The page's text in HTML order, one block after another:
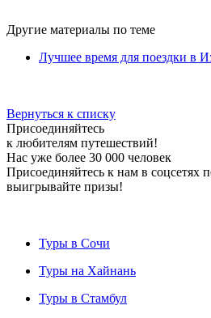
Другие материалы по теме
Лучшее время для поездки в
Вернуться к списку
Присоединяйтесь
к любителям путешествий!
Нас уже более 30 000 человек
Присоединяйтесь к нам в соцсетях
выигрывайте призы!
Туры в Сочи
Туры на Хайнань
Туры в Стамбул